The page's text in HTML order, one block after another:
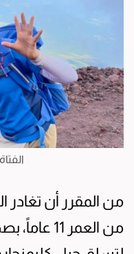
من المقرر أن تغادر
من العمر